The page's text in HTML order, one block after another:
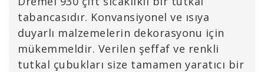
tabancasıdır. Konvansiyonel ve ısıya
duyarlı malzemelerin dekorasyonu için
mükemmeldir. Verilen şeffaf ve renkli
tutkal çubukları size tamamen yaratıcı bir